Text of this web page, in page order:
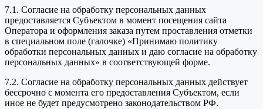
7.1. Согласие на обработку персональных данных
предоставляется Субъектом в момент посещения сайта
Оператора и оформления заказа путем проставления отметки
в специальном поле (галочке) «Принимаю политику
обработки персональных данных и даю согласие на обработку
персональных данных» в соответствующей форме.
7.2. Согласие на обработку персональных данных действует
бессрочно с момента его предоставления Субъектом, если
иное не будет предусмотрено законодательством РФ.